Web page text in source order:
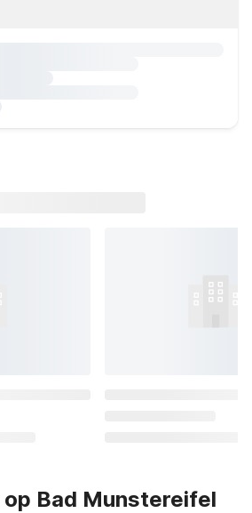
op Bad Munstereifel